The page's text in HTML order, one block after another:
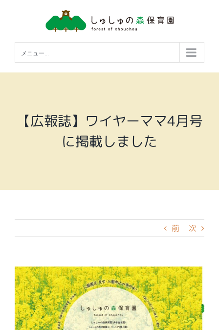
メニュー...
【広報誌】ワイヤーママ4月号
に掲載しました
前 次